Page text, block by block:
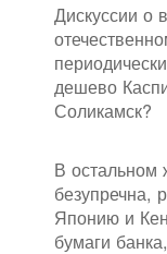
Дискуссии о
дешево
Соликамск?
В остальном
безупречна,
Японию и
бумаги